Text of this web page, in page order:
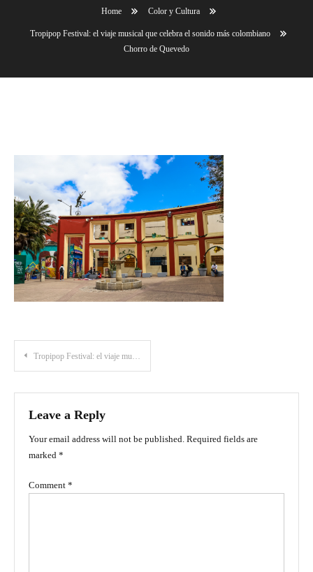
Home Color y Cultura
Tropipop Festival: el viaje musical que celebra el sonido más colombiano
Chorro de Quevedo
Post
navigation
Tropipop Festival: el viaje musical que celebra el sonido más colombiano
Leave a Reply
Your email address will not be published. Required fields are
marked *
Comment *